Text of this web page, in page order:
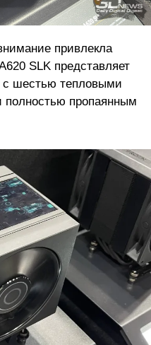
привлекла
SLK представляет
шестью тепловыми
пропаянным